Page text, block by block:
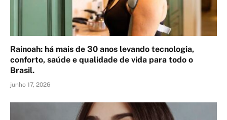
Rainoah: há mais de 30 anos levando tecnologia,
conforto, saúde e qualidade de vida para todo o
Brasil.
junho 17, 2026